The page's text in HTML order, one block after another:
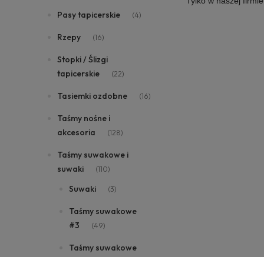
Pasy tapicerskie (4)
Rzepy (16)
Stopki / Ślizgi
tapicerskie
(22)
Tasiemki ozdobne (16)
Taśmy nośne i
akcesoria
(128)
Taśmy suwakowe i
suwaki
(110)
Suwaki (3)
Taśmy suwakowe
#3
(49)
Taśmy suwakowe